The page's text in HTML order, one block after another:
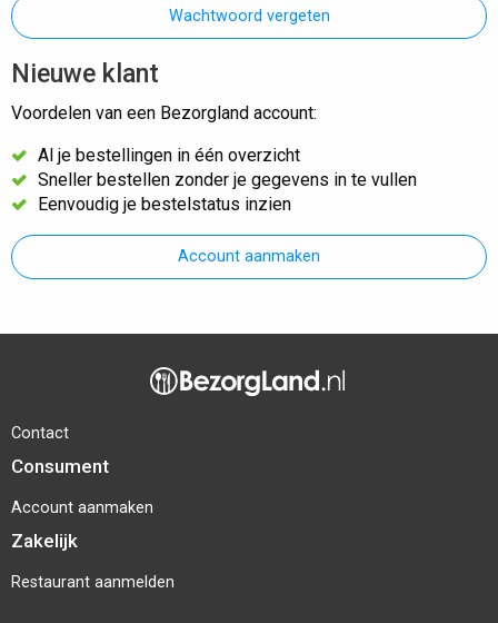
Wachtwoord vergeten
Nieuwe klant
Voordelen van een Bezorgland account:
Al je bestellingen in één overzicht
Sneller bestellen zonder je gegevens in te vullen
Eenvoudig je bestelstatus inzien
Account aanmaken
Contact
Consument
Account aanmaken
Zakelijk
Restaurant aanmelden